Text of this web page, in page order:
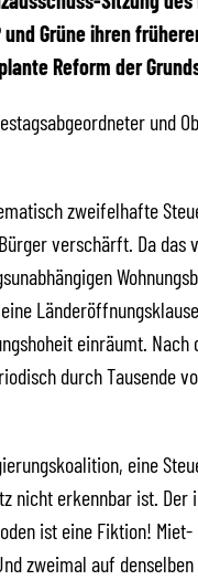
und Grüne ihren
Reform der
und
zweifelhafte
verschärft. Da das
einräumt.
durch Tausende
eine
nicht erkennbar ist. Der
ist eine Fiktion!
zweimal auf